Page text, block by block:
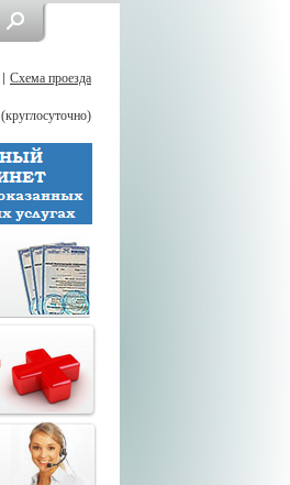
Схема проезда
(круглосуточно)